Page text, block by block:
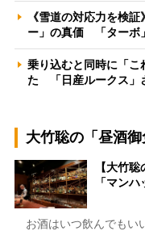
《雪道の対応力を検
ー」の真価 「ターボ
乗り込むと同時に「こ
た 「日産ルークス」
大竹聡の「昼酒御
【大竹
「マン
お酒はいつ飲んでもい